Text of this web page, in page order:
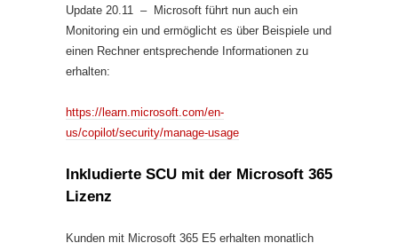
Update 20.11 – Microsoft führt nun auch ein
Monitoring ein und ermöglicht es über Beispiele und
einen Rechner entsprechende Informationen zu
erhalten:
https://learn.microsoft.com/en-
us/copilot/security/manage-usage
Inkludierte SCU mit der Microsoft 365
Lizenz
Kunden mit Microsoft 365 E5 erhalten monatlich